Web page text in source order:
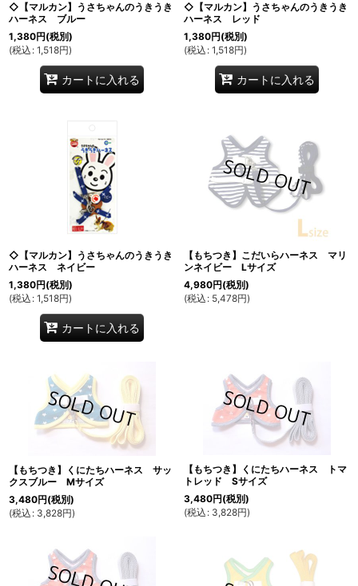
◇【マルカン】うさちゃんのうきうき
ハーネス ブルー
1,380円(税別)
(税込 : 1,518円)
カートに入れる
◇【マルカン】うさちゃんのうきうき
ハーネス レッド
1,380円(税別)
(税込 : 1,518円)
カートに入れる
◇【マルカン】うさちゃんのうきうき
ハーネス ネイビー
1,380円(税別)
(税込 : 1,518円)
カートに入れる
【もちつき】こだいらハーネス マリ
ンネイビー Lサイズ
4,980円(税別)
(税込 : 5,478円)
【もちつき】くにたちハーネス サッ
クスブルー Mサイズ
3,480円(税別)
(税込 : 3,828円)
【もちつき】くにたちハーネス トマ
トレッド Sサイズ
3,480円(税別)
(税込 : 3,828円)